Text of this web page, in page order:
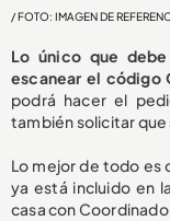
/ FOTO: IMAGEN DE
Lo único que
escanear el código
podrá hacer el
también solicitar
Lo mejor de todo es
ya está incluido en
casa con